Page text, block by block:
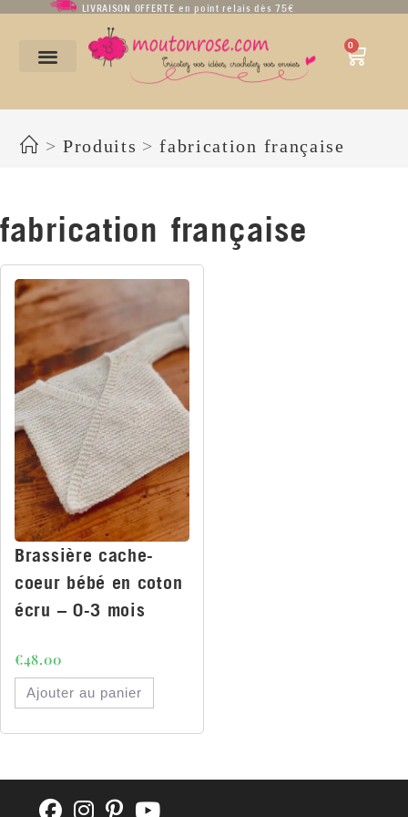
LIVRAISON OFFERTE en point relais dès 75€
0
> Produits > fabrication française
fabrication française
Brassière cache-
coeur bébé en coton
écru – 0-3 mois
€48.00
Ajouter au panier